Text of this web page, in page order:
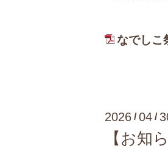
なでし
2026 /04 /
【お知